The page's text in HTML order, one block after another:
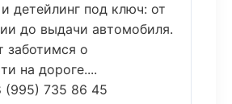
детейлинг под ключ: от
до выдачи автомобиля.
заботимся о
на дороге....
(995) 735 86 45